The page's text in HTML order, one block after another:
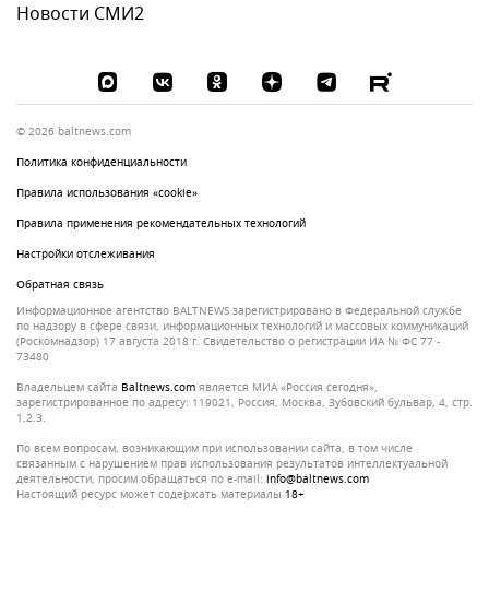
Новости СМИ2
© 2026 baltnews.com
Политика конфиденциальности
Правила использования «cookie»
Правила применения рекомендательных технологий
Настройки отслеживания
Обратная связь
Информационное агентство BALTNEWS зарегистрировано в Федеральной службе
по надзору в сфере связи, информационных технологий и массовых коммуникаций
(Роскомнадзор) 17 августа 2018 г. Свидетельство о регистрации ИА № ФС 77 -
73480
Владельцем сайта
baltnews.com является МИА «Россия сегодня»,
зарегистрированное по адресу: 119021, Россия, Москва, Зубовский бульвар, 4, стр.
1,2.3.
По всем вопросам, возникающим при использовании сайта, в том числе
связанным с нарушением прав использования результатов интеллектуальной
деятельности, просим обращаться по e-mail: info@baltnews.com
Настоящий ресурс может содержать материалы 18+